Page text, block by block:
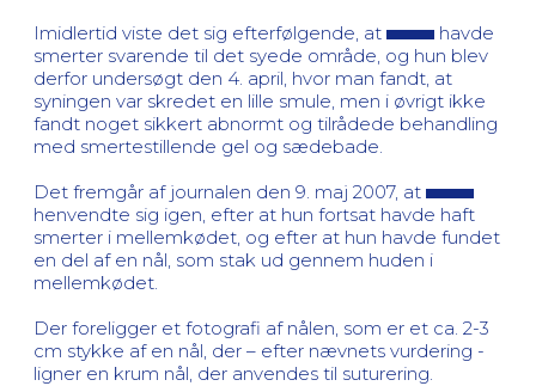
Imidlertid viste det sig efterfølgende, at
havde
smerter svarende til det syede område, og hun blev
derfor undersøgt den 4. april, hvor man fandt, at
syningen var skredet en lille smule, men i øvrigt ikke
fandt noget sikkert abnormt og tilrådede behandling
med smertestillende gel og sædebade.
Det fremgår af journalen den 9. maj 2007, at
henvendte sig igen, efter at hun fortsat havde haft
smerter i mellemkødet, og efter at hun havde fundet
en del af en nål, som stak ud gennem huden i
mellemkødet.
Der foreligger et fotografi af nålen, som er et ca. 2-3
cm stykke af en nål, der – efter nævnets vurdering -
ligner en krum nål, der anvendes til suturering.